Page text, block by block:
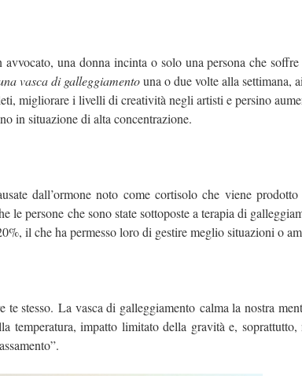
una donna incinta o solo una persona che
vasca di galleggiamentouna o due volte alla settimana,
migliorare i livelli di creatività negli artisti e persino
in situazione di alta concentrazione.
dall’ormone noto come cortisolo che viene
persone che sono state sottoposte a terapia di
il che ha permesso loro di gestire meglio situazioni o
stesso. La vasca di galleggiamento calma la nostra
temperatura, impatto limitato della gravità e, soprattutto,